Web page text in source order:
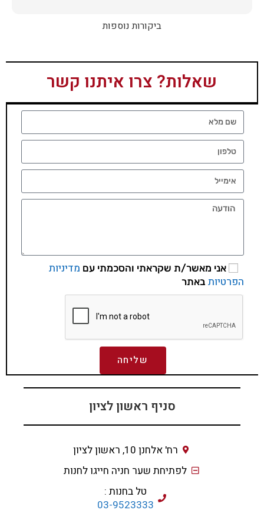
ביקורות נוספות
שאלות? צרו איתנו קשר
אני מאשר/ת שקראתי והסכמתי עם מדיניות
הפרטיות באתר
שליחה
סניף ראשון לציון
רח' אלחנן 10, ראשון לציון
לפתיחת שער חניה חייגו לחנות
טל בחנות :
03-9523333